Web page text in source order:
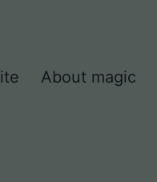
About magic